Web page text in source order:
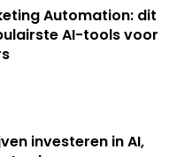
Automation: dit
AI-tools voor
investeren in AI,